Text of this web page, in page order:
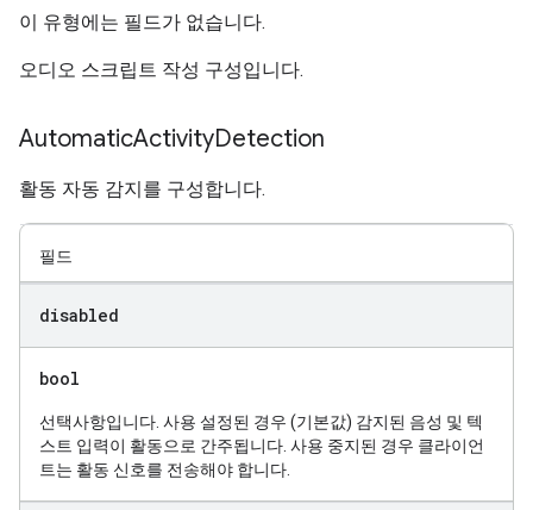
이 유형에는 필드가 없습니다.
오디오 스크립트 작성 구성입니다.
AutomaticActivityDetection
활동 자동 감지를 구성합니다.
필드
disabled
bool
선택사항입니다. 사용 설정된 경우 (기본값) 감지된 음성 및 텍
스트 입력이 활동으로 간주됩니다. 사용 중지된 경우 클라이언
트는 활동 신호를 전송해야 합니다.